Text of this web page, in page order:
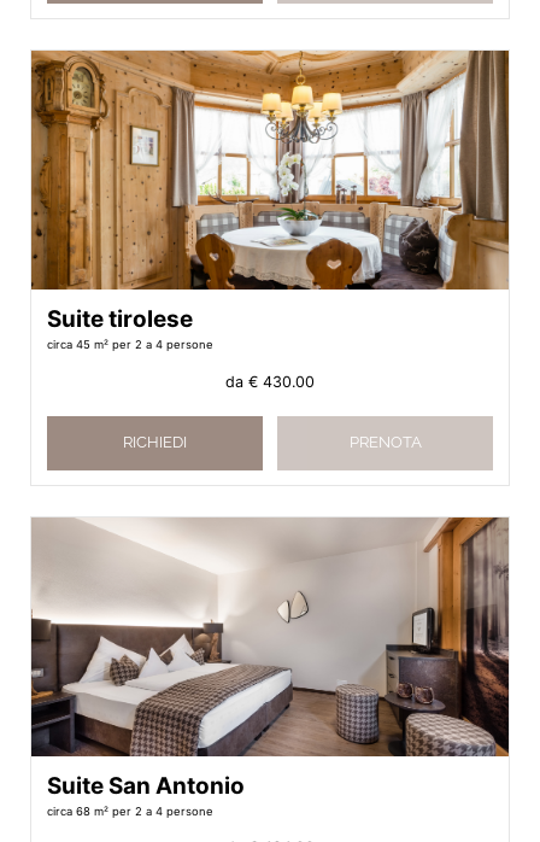
Suite tirolese
circa 45 m² per 2 a 4 persone
da € 430.00
RICHIEDI PRENOTA
Suite San Antonio
circa 68 m² per 2 a 4 persone